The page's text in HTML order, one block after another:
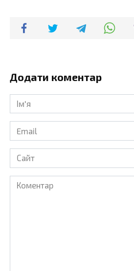
Додати коментар
Ім'я
Email
Сайт
Коментар